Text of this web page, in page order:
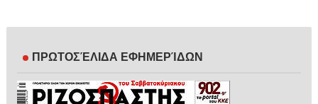
ΠΡΩΤΟΣΈΛΙΔΑ ΕΦΗΜΕΡΊΔΩΝ